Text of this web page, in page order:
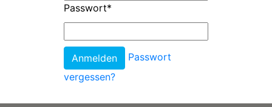
Passwort*
Passwort
vergessen?